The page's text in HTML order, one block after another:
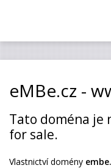
eMBe.cz -
Tato doména je
for sale.
Vlastnictví domény